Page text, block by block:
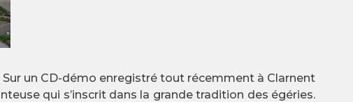
un CD-démo enregistré tout récemment à Clarnent
qui s’inscrit dans la grande tradition des égéries.